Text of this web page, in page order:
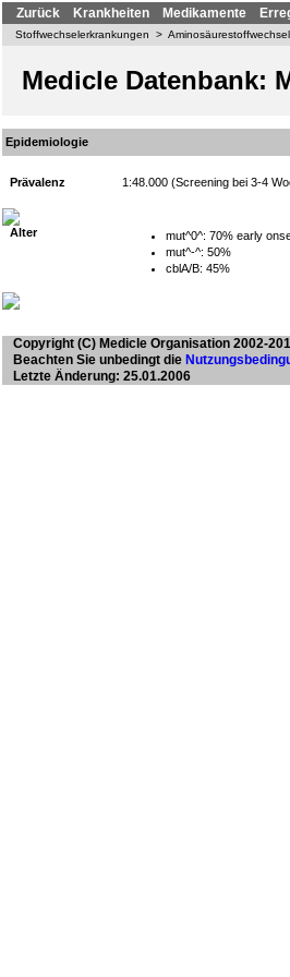
Zurück Krankheiten Medikamente
Stoffwechselerkrankungen > Aminosäurestoffwechsel
Medicle Datenbank:
Epidemiologie
Prävalenz 1:48.000 (Screening bei 3-4
Alter
mut^0^: 70% early
mut^-^: 50%
cblA/B: 45%
Copyright (C) Medicle Organisation 2002-
Beachten Sie unbedingt die
Letzte Änderung: 25.01.2006